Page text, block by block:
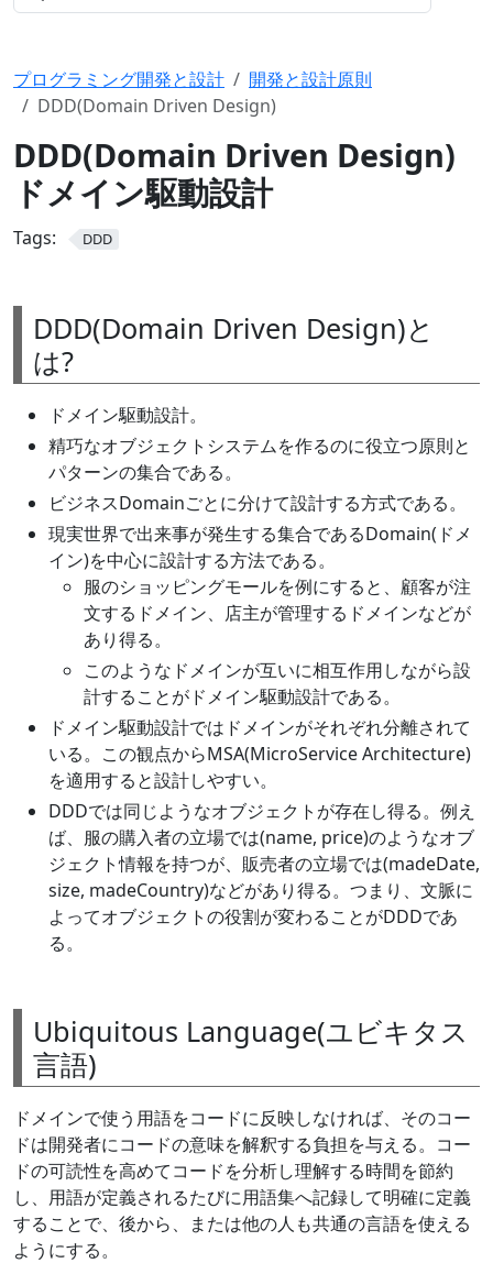
プログラミング開発と設計
開発と設計原則
DDD(Domain Driven Design)
DDD(Domain Driven Design)
ドメイン駆動設計
Tags: DDD
DDD(Domain Driven Design)と
は?
ドメイン駆動設計。
精巧なオブジェクトシステムを作るのに役立つ原則と
パターンの集合である。
ビジネスDomainごとに分けて設計する方式である。
現実世界で出来事が発生する集合であるDomain(ドメ
イン)を中心に設計する方法である。
服のショッピングモールを例にすると、顧客が注
文するドメイン、店主が管理するドメインなどが
あり得る。
このようなドメインが互いに相互作用しながら設
計することがドメイン駆動設計である。
ドメイン駆動設計ではドメインがそれぞれ分離されて
いる。この観点からMSA(MicroService Architecture)
を適用すると設計しやすい。
DDDでは同じようなオブジェクトが存在し得る。例え
ば、服の購入者の立場では(name, price)のようなオブ
ジェクト情報を持つが、販売者の立場では(madeDate,
size, madeCountry)などがあり得る。つまり、文脈に
よってオブジェクトの役割が変わることがDDDであ
る。
Ubiquitous Language(ユビキタス
言語)
ドメインで使う用語をコードに反映しなければ、そのコー
ドは開発者にコードの意味を解釈する負担を与える。コー
ドの可読性を高めてコードを分析し理解する時間を節約
し、用語が定義されるたびに用語集へ記録して明確に定義
することで、後から、または他の人も共通の言語を使える
ようにする。